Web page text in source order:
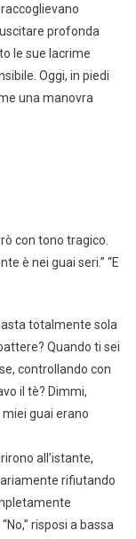
profonda
le sue lacrime
Oggi, in piedi
una manovra
con tono tragico.
è nei guai seri.” “E
totalmente sola
Quando ti sei
controllando con
il tè? Dimmi,
guai erano
all’istante,
rifiutando
risposi a bassa